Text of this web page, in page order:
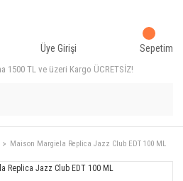
1500 TL ve üzeri Kargo ÜCRETSİZ!
Üye Girişi Sepetim
Maison Margiela Replica Jazz Club EDT 100 ML